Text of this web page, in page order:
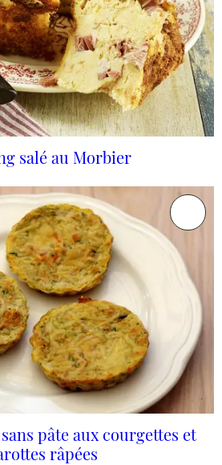
salé au Morbier
pâte aux courgettes et
râpées